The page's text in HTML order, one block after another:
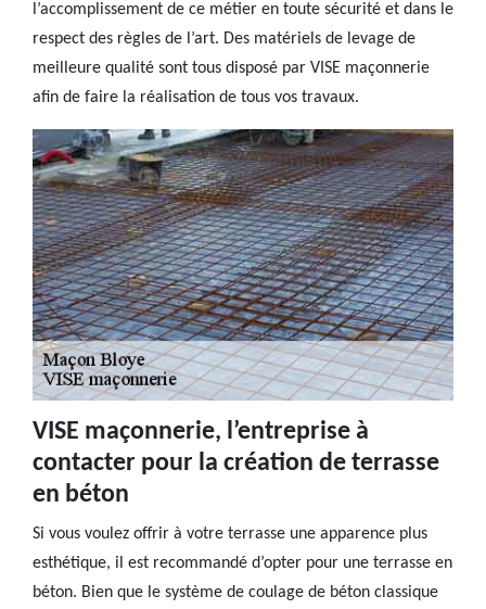
l’accomplissement de ce métier en toute sécurité et dans le
respect des règles de l’art. Des matériels de levage de
meilleure qualité sont tous disposé par VISE maçonnerie
afin de faire la réalisation de tous vos travaux.
VISE maçonnerie, l’entreprise à
contacter pour la création de terrasse
en béton
Si vous voulez offrir à votre terrasse une apparence plus
esthétique, il est recommandé d’opter pour une terrasse en
béton. Bien que le système de coulage de béton classique